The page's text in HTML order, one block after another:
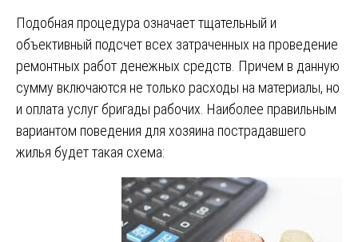
Подобная процедура означает тщательный и
объективный подсчет всех затраченных на проведение
ремонтных работ денежных средств. Причем в данную
сумму включаются не только расходы на материалы, но
и оплата услуг бригады рабочих. Наиболее правильным
вариантом поведения для хозяина пострадавшего
жилья будет такая схема: